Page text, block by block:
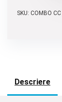
SKU: COMBO CC
Descriere